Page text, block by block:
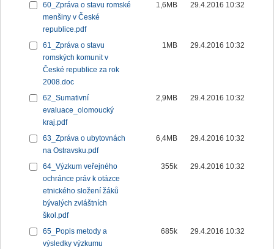
60_Zpráva o stavu romské
menšiny v České
republice.pdf
1,6MB 29.4.2016 10:32
61_Zpráva o stavu
romských komunit v
České republice za rok
2008.doc
1MB 29.4.2016 10:32
62_Sumativní
evaluace_olomoucký
kraj.pdf
2,9MB 29.4.2016 10:32
63_Zpráva o ubytovnách
na Ostravsku.pdf
6,4MB 29.4.2016 10:32
64_Výzkum veřejného
ochránce práv k otázce
etnického složení žáků
bývalých zvláštních
škol.pdf
355k 29.4.2016 10:32
65_Popis metody a
výsledky výzkumu
685k 29.4.2016 10:32